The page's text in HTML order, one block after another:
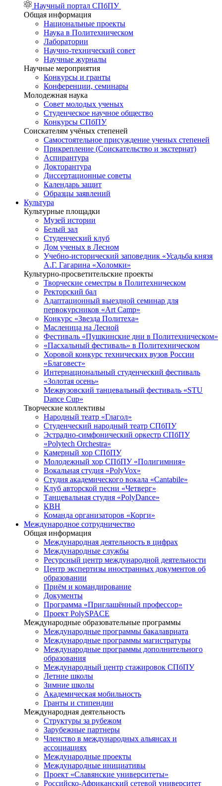
Научный портал СПбПУ
Общая информация
Национальные проекты
Наука в Политехническом
Лаборатории
Научно-технический совет
Научные журналы
Научные мероприятия
Конкурсы и гранты
Конференции, семинары
Молодежная наука
Совет молодых ученых
Студенческое научное общество
Конкурсы СПбПУ
Соискателям учёных степеней
Самостоятельное присуждение ученых степеней
Прикрепление (Соискательство и экстернат)
Аспирантура
Докторантура
Диссертационные советы
Календарь защит
Образцы заявлений
Культура
Культурные площадки
Музей истории
Белый зал
Студенческий клуб
Дом ученых в Лесном
Учебно-исторический заповедник «Усадьба князя
А.Г. Гагарина «Холомки»
Культурно-просветительские проекты
Творческие семестры в Политехническом
Ректорский бал
Адаптационный выездной семинар для
первокурсников «Art Camp»
Конкурс «Звезда Политеха»
Масленица на Лесной
Фестиваль «Пушкинские дни в Политехническом»
«Пасхальный фестиваль» в Политехническом
Хоровой конкурс технических вузов России
«Благовест»
Интернациональный студенческий фестиваль
«Золотая осень»
Межвузовский танцевальный фестиваль «STU
Dance Cup»
Творческие коллективы
Народный театр «Глагол»
Студенческий народный театр СПбПУ
Эстрадно-симфонический оркестр СПбПУ
«Polytech Orchestra»
Камерный хор СПбПУ
Молодежный хор СПбПУ «Полигимния»
Вокальная студия «PolyVox»
Студия академического вокала «Cantabile»
Клуб авторской песни «Четверг»
Танцевальная студия «PolyDance»
КВН
Команда организаторов «Корги»
Международное сотрудничество
Общая информация
Международная деятельность в цифрах
Международные службы
Ресурсный центр международной деятельности
Центр экспертизы иностранных документов об
образовании
Приём и командирование
Документы
Программа «Приглашённый профессор»
Проект PolySPACE
Международные образовательные программы
Международные программы бакалавриата
Международные программы магистратуры
Международные программы дополнительного
образования
Международный центр стажировок СПбПУ
Летние школы
Зимние школы
Академическая мобильность
Гранты и стипендии
Международная деятельность
Структуры за рубежом
Зарубежные партнеры
Членство в международных альянсах и
ассоциациях
Международные проекты
Международные инициативы
Проект «Славянские университеты»
Российско-Африканский сетевой университет